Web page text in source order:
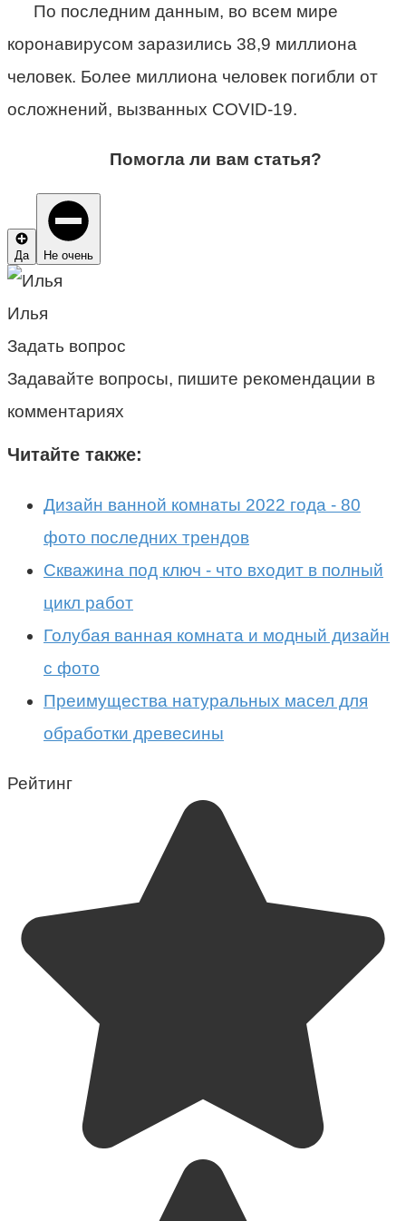
По последним данным, во всем мире
коронавирусом заразились 38,9 миллиона
человек. Более миллиона человек погибли от
осложнений, вызванных COVID-19.
Помогла ли вам статья?
Да Не очень
Илья
Задать вопрос
Задавайте вопросы, пишите рекомендации в
комментариях
Читайте также:
Дизайн ванной комнаты 2022 года - 80
фото последних трендов
Скважина под ключ - что входит в полный
цикл работ
Голубая ванная комната и модный дизайн
с фото
Преимущества натуральных масел для
обработки древесины
Рейтинг